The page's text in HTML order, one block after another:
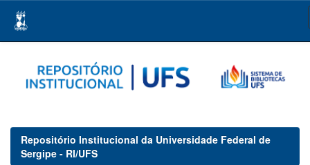
navigation
Repositório Institucional da Universidade Federal de
Sergipe - RI/UFS